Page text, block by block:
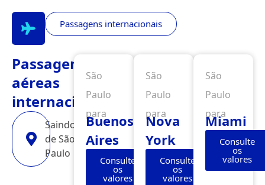
Passagens internacionais
Passagens
aéreas
internacionais
Saindo
de São
Paulo
São
Paulo
para
Buenos
Aires
Consulte
os
valores
São
Paulo
para
Nova
York
Consulte
os
valores
São
Paulo
para
Miami
Consulte
os
valores